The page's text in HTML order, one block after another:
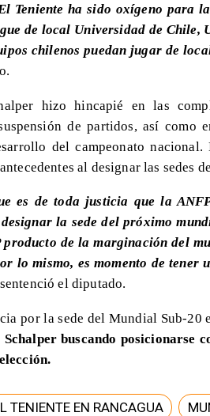
Teniente ha sido oxígeno para
de local Universidad de
chilenos puedan jugar de
hizo hincapié en las
de partidos, así como
del campeonato
al designar las sedes
es de toda justicia que la
la sede del próximo
producto de la marginación del
lo mismo, es momento de
el diputado.
por la sede del Mundial Sub-20
buscando posicionarse
TENIENTE EN RANCAGUA